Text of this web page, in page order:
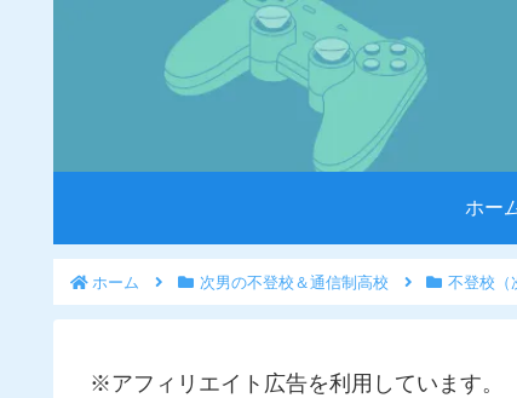
ホー
ホーム 次男の不登校＆通信制高校 不登校（
※アフィリエイト広告を利用しています。